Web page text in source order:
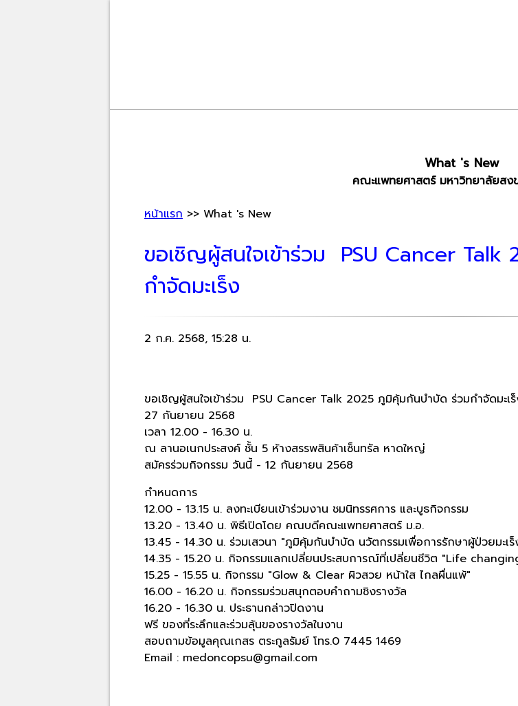
What 's New
คณะแพทยศาสตร์ มหาวิทยาลัยสง
หน้าแรก >> What 's New
ขอเชิญผู้สนใจเข้าร่วม PSU Cancer
กำจัดมะเร็ง
2 ก.ค. 2568, 15:28 น.
ขอเชิญผู้สนใจเข้าร่วม PSU Cancer Talk 2025 ภูมิคุ้มกันบำบัด ร่วมกำจัดมะเ
27 กันยายน 2568
เวลา 12.00 - 16.30 น.
ณ ลานอเนกประสงค์ ชั้น 5 ห้างสรรพสินค้าเซ็นทรัล หาดใหญ่
สมัครร่วมกิจกรรม วันนี้ - 12 กันยายน 2568
กำหนดการ
12.00 - 13.15 น. ลงทะเบียนเข้าร่วมงาน ชมนิทรรศการ และบูธกิจกรรม
13.20 - 13.40 น. พิธีเปิดโดย คณบดีคณะแพทยศาสตร์ ม.อ.
13.45 - 14.30 น. ร่วมเสวนา "ภูมิคุ้มกันบำบัด นวัตกรรมเพื่อการรักษาผู้ป่วยมะเร็
14.35 - 15.20 น. กิจกรรมแลกเปลี่ยนประสบการณ์ที่เปลี่ยนชีวิต "Life
15.25 - 15.55 น. กิจกรรม "Glow & Clear ผิวสวย หน้าใส ไกลผื่นแพ้"
16.00 - 16.20 น. กิจกรรมร่วมสนุกตอบคำถามชิงรางวัล
16.20 - 16.30 น. ประธานกล่าวปิดงาน
ฟรี ของที่ระลึกและร่วมลุ้นของรางวัลในงาน
สอบถามข้อมูลคุณเกสร ตระกูลรัมย์ โทร.0 7445 1469
Email : medoncopsu@gmail.com